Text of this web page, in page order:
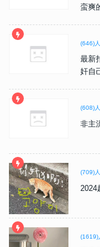
蛮爽
(646)
最新
奸自
(608)
非主
(709)
2024
(1619)